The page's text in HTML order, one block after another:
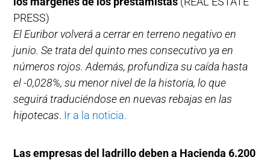
PRESS)
El Euribor volverá a cerrar en terreno negativo en
junio. Se trata del quinto mes consecutivo ya en
números rojos. Además, profundiza su caída hasta
el -0,028%, su menor nivel de la historia, lo que
seguirá traduciéndose en nuevas rebajas en las
hipotecas. Ir a la noticia.
Las empresas del ladrillo deben a Hacienda 6.200